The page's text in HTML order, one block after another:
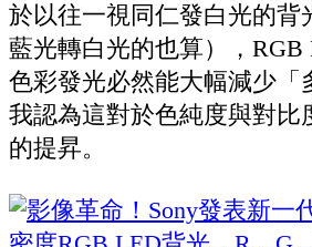
於以往一視同仁發白光的背
藍光轉白光的也算），RGB
色彩發光必然能大幅減少「
我認為這對於色純度與對比
的提昇。